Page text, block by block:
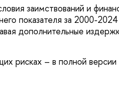
заимствований и
показателя за 2000-2024
дополнительные
рисках – в полной версии